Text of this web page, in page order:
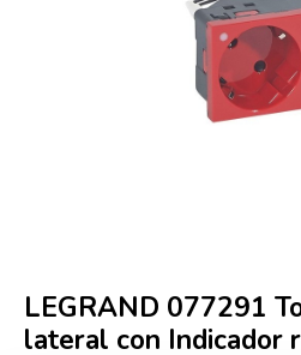
LEGRAND 077291
lateral con Indicador